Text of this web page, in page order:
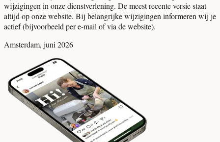
wijzigingen in onze dienstverlening. De meest recente versie staat
altijd op onze website. Bij belangrijke wijzigingen informeren wij je
actief (bijvoorbeeld per e-mail of via de website).
Amsterdam, juni 2026